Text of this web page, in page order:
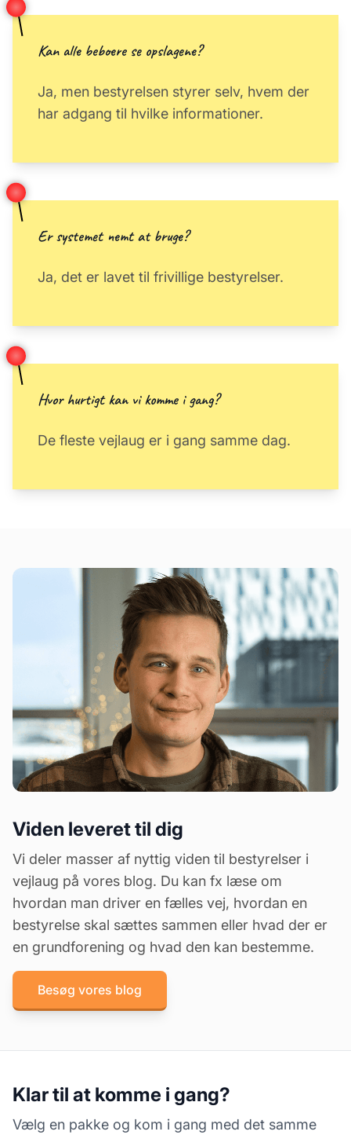
Kan alle beboere se opslagene?
Ja, men bestyrelsen styrer selv, hvem der
har adgang til hvilke informationer.
Er systemet nemt at bruge?
Ja, det er lavet til frivillige bestyrelser.
Hvor hurtigt kan vi komme i gang?
De fleste vejlaug er i gang samme dag.
Viden leveret til dig
Vi deler masser af nyttig viden til bestyrelser i
vejlaug på vores blog. Du kan fx læse om
hvordan man driver en fælles vej, hvordan en
bestyrelse skal sættes sammen eller hvad der er
en grundforening og hvad den kan bestemme.
Besøg vores blog
Klar til at komme i gang?
Vælg en pakke og kom i gang med det samme